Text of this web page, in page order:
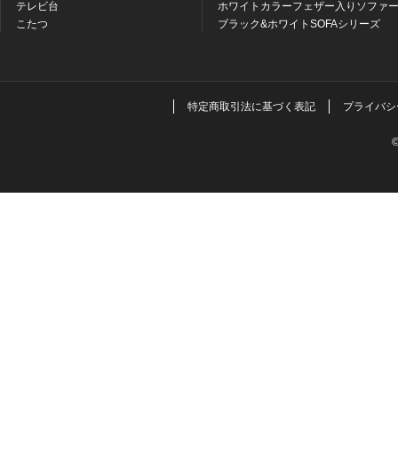
テレビ台
こたつ
ホワイトカラーフェザー入りソファ
ブラック&ホワイトSOFAシリーズ
特定商取引法に基づく表記 プライバ